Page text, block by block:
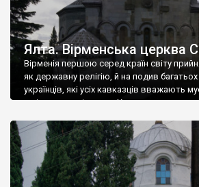
Ялта. Вірменська церква
Вірменія першою серед країн світу
як державну релігію, й на подив багатьох
українців, які усіх кавказців вважають
є відданими вірянами Христа